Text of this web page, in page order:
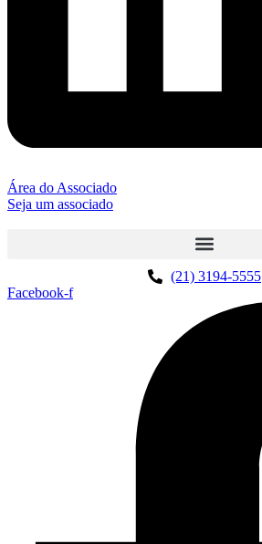
Área do Associado
Seja um associado
(21) 3194-5555
Facebook-f